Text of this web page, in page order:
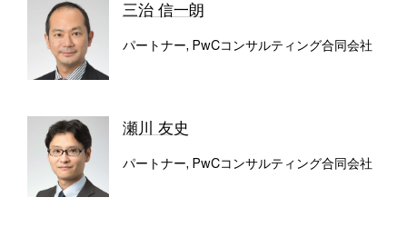
三治 信一朗
パートナー, PwCコンサルティング合同会社
瀬川 友史
パートナー, PwCコンサルティング合同会社